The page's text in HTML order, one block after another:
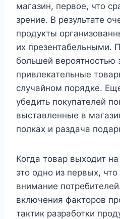
магазин, первое, что
зрение. В результате
продукты
их презентабельными.
большей вероятностью
привлекательные
случайном порядке.
убедить покупателей
выставленные в
полках и раздача
Когда товар выходит
это одно из первых,
внимание
включения факторов
тактик разработки